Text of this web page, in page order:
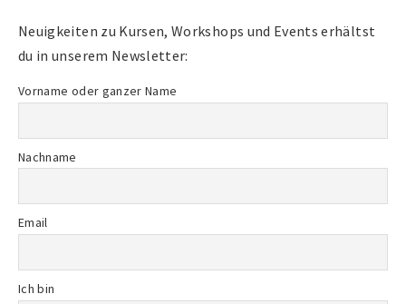
Neuigkeiten zu Kursen, Workshops und Events erhältst
du in unserem Newsletter:
Vorname oder ganzer Name
Nachname
Email
Ich bin